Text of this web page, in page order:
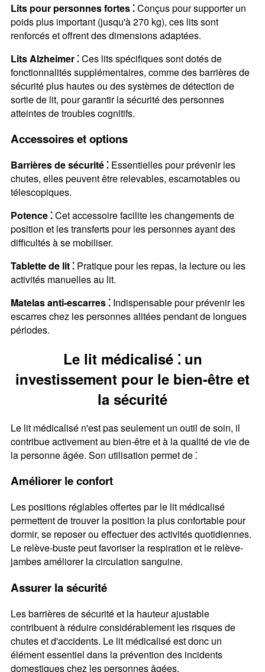
Lits pour personnes fortes ⁚Conçus pour supporter un
poids plus important (jusqu'à 270 kg), ces lits sont
renforcés et offrent des dimensions adaptées.
Lits Alzheimer ⁚Ces lits spécifiques sont dotés de
fonctionnalités supplémentaires, comme des barrières de
sécurité plus hautes ou des systèmes de détection de
sortie de lit, pour garantir la sécurité des personnes
atteintes de troubles cognitifs.
Accessoires et options
Barrières de sécurité ⁚Essentielles pour prévenir les
chutes, elles peuvent être relevables, escamotables ou
télescopiques.
Potence ⁚Cet accessoire facilite les changements de
position et les transferts pour les personnes ayant des
difficultés à se mobiliser.
Tablette de lit ⁚Pratique pour les repas, la lecture ou les
activités manuelles au lit.
Matelas anti-escarres ⁚Indispensable pour prévenir les
escarres chez les personnes alitées pendant de longues
périodes.
Le lit médicalisé ⁚ un
investissement pour le bien-être et
la sécurité
Le lit médicalisé n'est pas seulement un outil de soin, il
contribue activement au bien-être et à la qualité de vie de
la personne âgée. Son utilisation permet de ⁚
Améliorer le confort
Les positions réglables offertes par le lit médicalisé
permettent de trouver la position la plus confortable pour
dormir, se reposer ou effectuer des activités quotidiennes.
Le relève-buste peut favoriser la respiration et le relève-
jambes améliorer la circulation sanguine.
Assurer la sécurité
Les barrières de sécurité et la hauteur ajustable
contribuent à réduire considérablement les risques de
chutes et d'accidents. Le lit médicalisé est donc un
élément essentiel dans la prévention des incidents
domestiques chez les personnes âgées.